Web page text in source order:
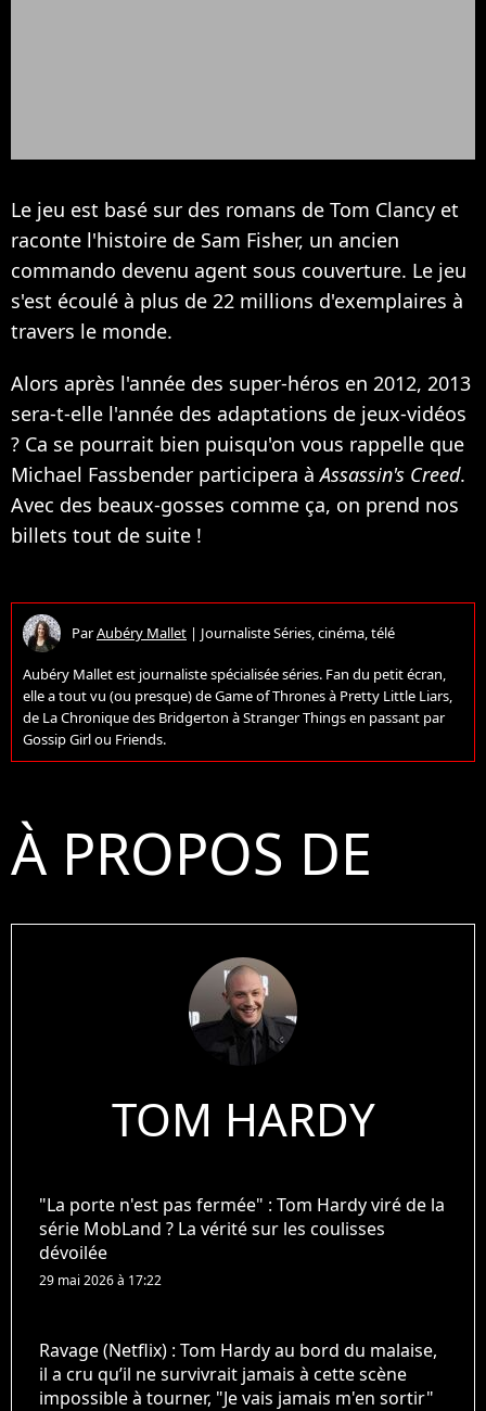
Le jeu est basé sur des romans de Tom Clancy et
raconte l'histoire de Sam Fisher, un ancien
commando devenu agent sous couverture. Le jeu
s'est écoulé à plus de 22 millions d'exemplaires à
travers le monde.
Alors après l'année des super-héros en 2012, 2013
sera-t-elle l'année des adaptations de jeux-vidéos
? Ca se pourrait bien puisqu'on vous rappelle que
Michael Fassbender participera àAssassin's Creed.
Avec des beaux-gosses comme ça, on prend nos
billets tout de suite !
ParAubéry Mallet | Journaliste Séries, cinéma, télé
Aubéry Mallet est journaliste spécialisée séries. Fan du petit écran,
elle a tout vu (ou presque) de Game of Thrones à Pretty Little Liars,
de La Chronique des Bridgerton à Stranger Things en passant par
Gossip Girl ou Friends.
À PROPOS DE
TOM HARDY
"La porte n'est pas fermée" : Tom Hardy viré de la
série MobLand ? La vérité sur les coulisses
dévoilée
29 mai 2026 à 17:22
Ravage (Netflix) : Tom Hardy au bord du malaise,
il a cru qu’il ne survivrait jamais à cette scène
impossible à tourner, "Je vais jamais m'en sortir"